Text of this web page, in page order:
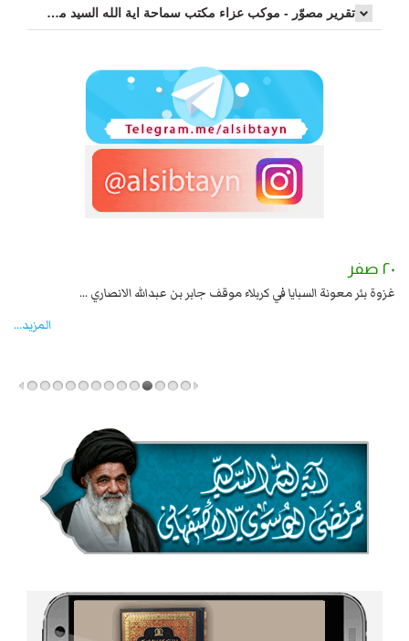
تقرير مصوّر - موكب عزاء مکتب سماحة اية الله السيد مرتضى الموسوي الاصفهاني في يوم إستشهاد السيدة فاطم...
٢٠ صفر
غزوة بئر معونة السبايا في كربلاء موقف جابر بن عبدالله الانصاري ...
المزید...